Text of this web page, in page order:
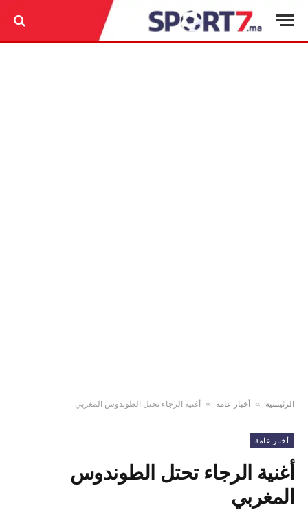
الرئيسية » أخبار عامة » أغنية الرجاء تحتل الطوندوس المغربي
أخبار عامة
أغنية الرجاء تحتل الطوندوس
المغربي